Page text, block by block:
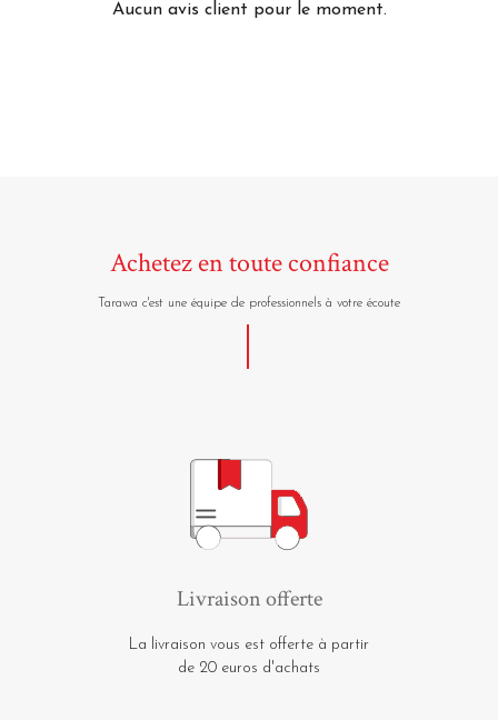
Aucun avis client pour le moment.
Achetez en toute confiance
Tarawa c'est une équipe de professionnels à votre écoute
Livraison offerte
La livraison vous est offerte à partir
de 20 euros d'achats